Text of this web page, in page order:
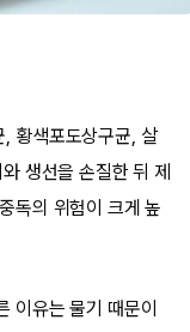
황색포도상구균, 살
생선을 손질한 뒤 제
독의 위험이 크게 높
이유는 물기 때문이